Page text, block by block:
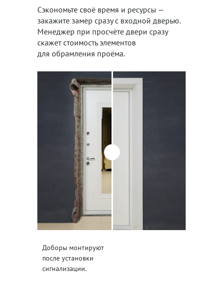
Сэкономьте своё время и ресурсы —
закажите замер сразу с входной дверью.
Менеджер при просчёте двери сразу
скажет стоимость элементов
для обрамления проёма.
Доборы монтируют
после установки
сигнализации.